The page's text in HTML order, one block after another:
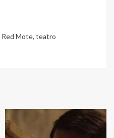
Red Mote, teatro